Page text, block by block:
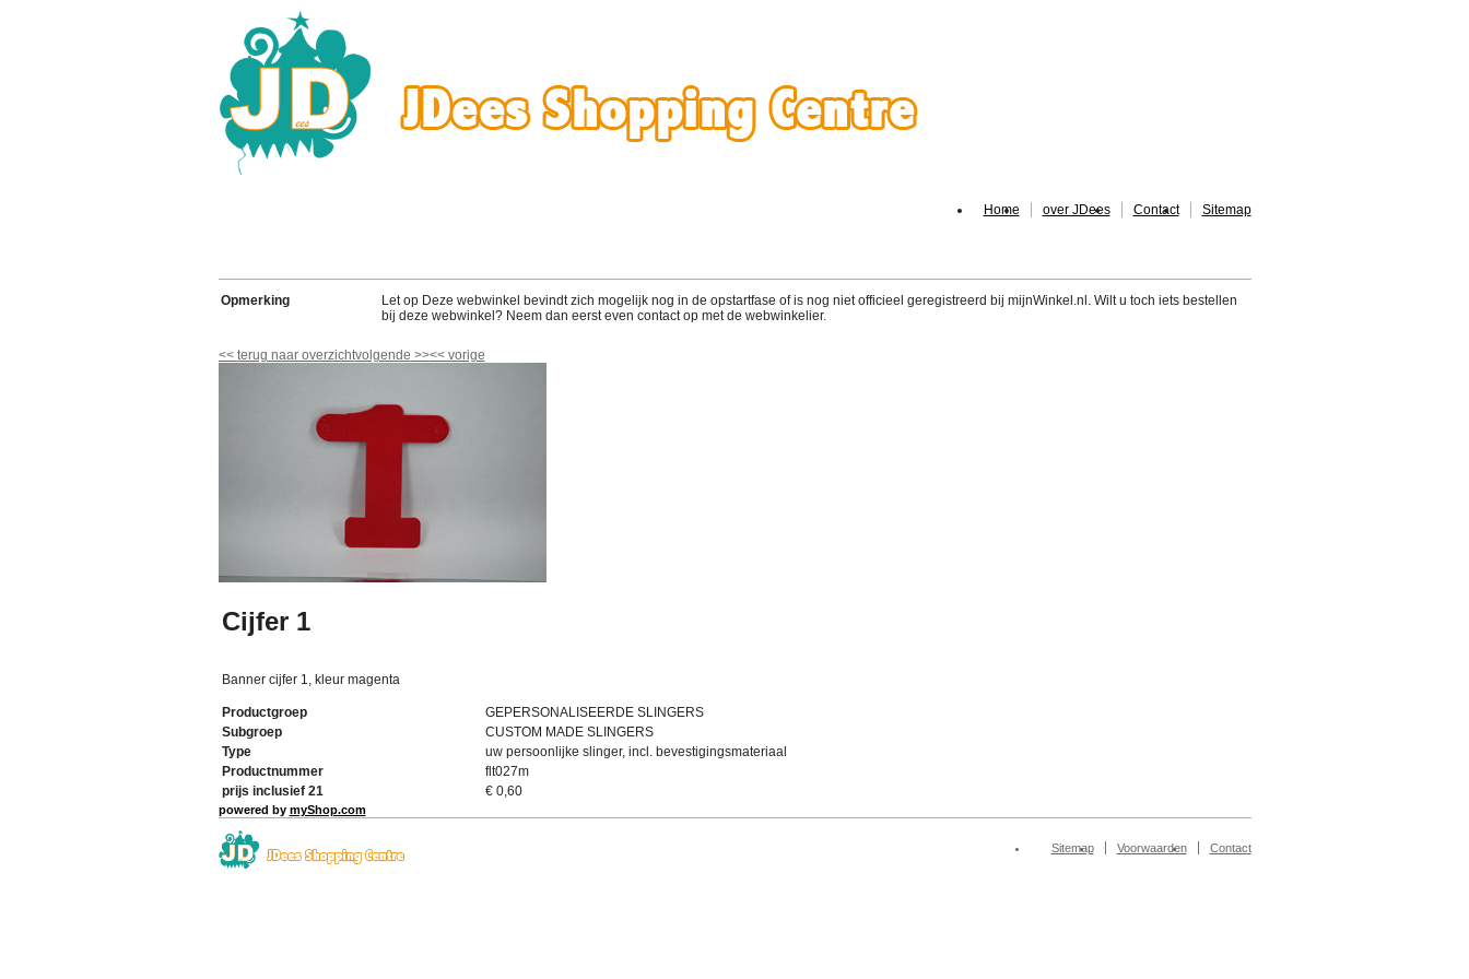
Home over JDees Contact Sitemap
Opmerking
Let op Deze webwinkel bevindt zich mogelijk nog in de opstartfase of is nog niet officieel geregistreerd bij mijnWinkel.nl. Wilt u toch iets bestellen
bij deze webwinkel? Neem dan eerst even contact op met de webwinkelier.
<< terug naar overzichtvolgende >><< vorige
Cijfer 1
Banner cijfer 1, kleur magenta
Productgroep
GEPERSONALISEERDE SLINGERS
Subgroep
CUSTOM MADE SLINGERS
Type
uw persoonlijke slinger, incl. bevestigingsmateriaal
Productnummer
flt027m
prijs inclusief 21
€ 0,60
powered by myShop.com
Sitemap Voorwaarden Contact